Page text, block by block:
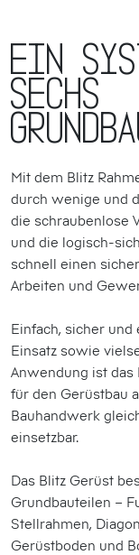
Ein
sechs
Mit dem Blitz
durch wenige und
die schraubenlose
und die logisch-
schnell einen
Arbeiten und
Einfach, sicher
Einsatz sowie
Anwendung ist
für den Gerüstbau
Bauhandwerk
einsetzbar.
Das Blitz Gerüst
Grundbauteilen –
Stellrahmen,
Gerüstboden und